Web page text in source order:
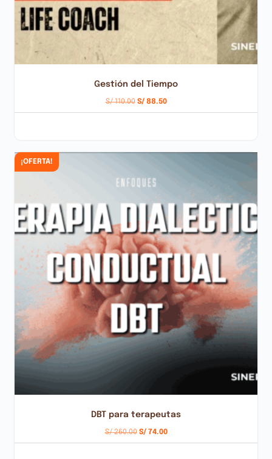
Gestión del Tiempo
S/110.00 S/88.50
¡OFERTA!
DBT para terapeutas
S/260.00 S/74.00